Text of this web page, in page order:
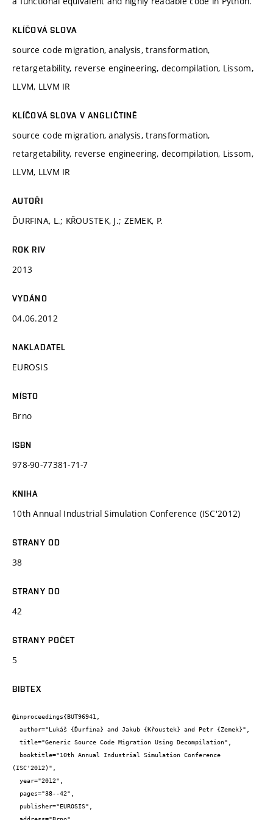
KLÍČOVÁ SLOVA
source code migration, analysis, transformation,
retargetability, reverse engineering, decompilation, Lissom,
LLVM, LLVM IR
KLÍČOVÁ SLOVA V ANGLIČTINĚ
source code migration, analysis, transformation,
retargetability, reverse engineering, decompilation, Lissom,
LLVM, LLVM IR
AUTOŘI
ĎURFINA, L.; KŘOUSTEK, J.; ZEMEK, P.
ROK RIV
2013
VYDÁNO
04.06.2012
NAKLADATEL
EUROSIS
MÍSTO
Brno
ISBN
978-90-77381-71-7
KNIHA
10th Annual Industrial Simulation Conference (ISC'2012)
STRANY OD
38
STRANY DO
42
STRANY POČET
5
BIBTEX
@inproceedings{BUT96941,
(ISC'2012)",